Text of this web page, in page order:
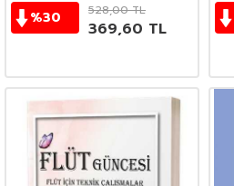
%30 528,00TL
369,60 TL